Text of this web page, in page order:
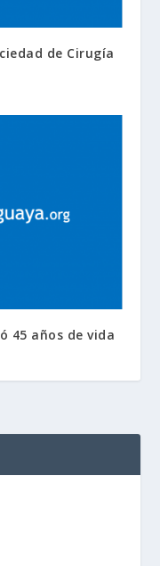
de Cirugía
45 años de vida